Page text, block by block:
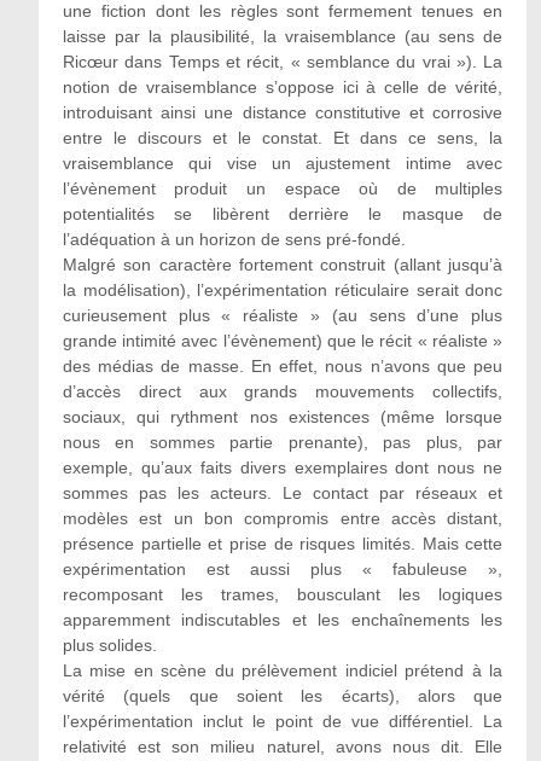
une fiction dont les règles sont fermement tenues en
laisse par la plausibilité, la vraisemblance (au sens de
Ricœur dans Temps et récit, « semblance du vrai »). La
notion de vraisemblance s’oppose ici à celle de vérité,
introduisant ainsi une distance constitutive et corrosive
entre le discours et le constat. Et dans ce sens, la
vraisemblance qui vise un ajustement intime avec
l’évènement produit un espace où de multiples
potentialités se libèrent derrière le masque de
l’adéquation à un horizon de sens pré-fondé.
Malgré son caractère fortement construit (allant jusqu’à
la modélisation), l’expérimentation réticulaire serait donc
curieusement plus « réaliste » (au sens d’une plus
grande intimité avec l’évènement) que le récit « réaliste »
des médias de masse. En effet, nous n’avons que peu
d’accès direct aux grands mouvements collectifs,
sociaux, qui rythment nos existences (même lorsque
nous en sommes partie prenante), pas plus, par
exemple, qu’aux faits divers exemplaires dont nous ne
sommes pas les acteurs. Le contact par réseaux et
modèles est un bon compromis entre accès distant,
présence partielle et prise de risques limités. Mais cette
expérimentation est aussi plus « fabuleuse »,
recomposant les trames, bousculant les logiques
apparemment indiscutables et les enchaînements les
plus solides.
La mise en scène du prélèvement indiciel prétend à la
vérité (quels que soient les écarts), alors que
l’expérimentation inclut le point de vue différentiel. La
relativité est son milieu naturel, avons nous dit. Elle